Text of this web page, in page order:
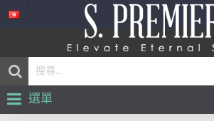
選單